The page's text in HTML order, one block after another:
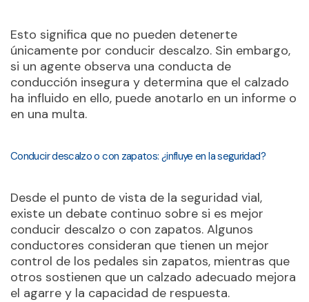
Esto significa que no pueden detenerte
únicamente por conducir descalzo. Sin embargo,
si un agente observa una conducta de
conducción insegura y determina que el calzado
ha influido en ello, puede anotarlo en un informe o
en una multa.
Conducir descalzo o con zapatos: ¿influye en la seguridad?
Desde el punto de vista de la seguridad vial,
existe un debate continuo sobre si es mejor
conducir descalzo o con zapatos. Algunos
conductores consideran que tienen un mejor
control de los pedales sin zapatos, mientras que
otros sostienen que un calzado adecuado mejora
el agarre y la capacidad de respuesta.